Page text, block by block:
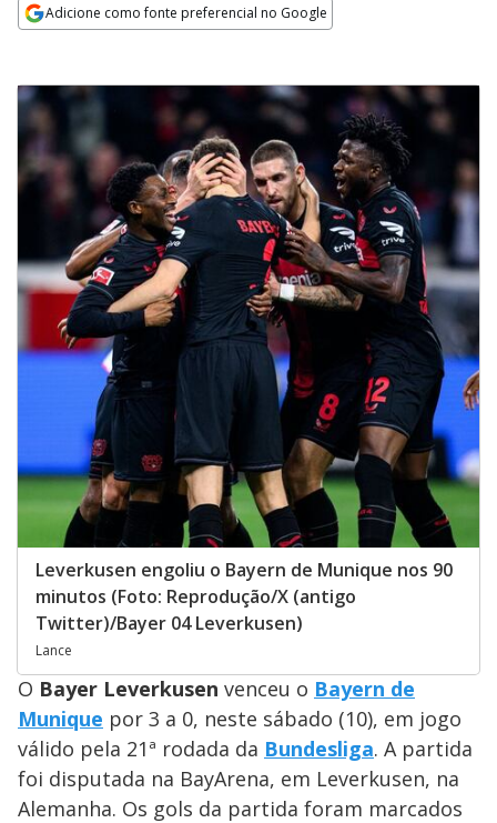
Adicione como fonte preferencial no Google
Leverkusen engoliu o Bayern de Munique nos 90
minutos (Foto: Reprodução/X (antigo
Twitter)/Bayer 04 Leverkusen)
Lance
O Bayer Leverkusen venceu o Bayern de
Munique por 3 a 0, neste sábado (10), em jogo
válido pela 21ª rodada da Bundesliga. A partida
foi disputada na BayArena, em Leverkusen, na
Alemanha. Os gols da partida foram marcados